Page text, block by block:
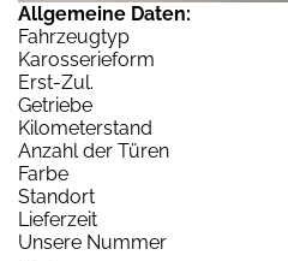
Allgemeine Daten:
Fahrzeugtyp
Karosserieform
Erst-Zul.
Getriebe
Kilometerstand
Anzahl der Türen
Farbe
Standort
Lieferzeit
Unsere Nummer